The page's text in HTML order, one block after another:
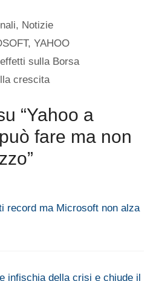
, Notizie
,YAHOO
sulla Borsa
crescita
“Yahoo a
fare ma non
record ma Microsoft non alza
infischia della crisi e chiude il